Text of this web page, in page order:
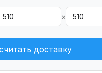
×
доставку